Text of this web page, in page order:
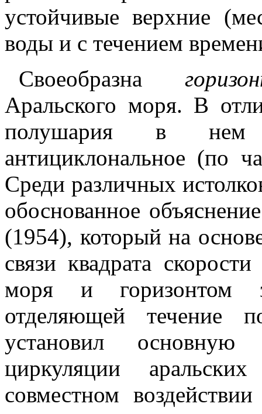
устойчивые верхние
воды и с течением
Своеобразна
Аральского моря. В
полушария в нем
антициклональное (по
Среди различных
обоснованное
(1954), который на
связи квадрата
моря и горизонтом
отделяющей течение
установил основную
циркуляции
совместном